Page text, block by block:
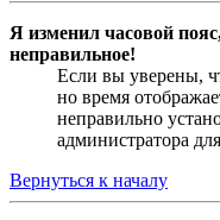
Я изменил часовой
неправильное!
Если вы уверены,
но время
неправильно
администратора
Вернуться к началу